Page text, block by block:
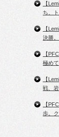
【
ち、
【
決勝
【
極め
【
戦、
【
歩。